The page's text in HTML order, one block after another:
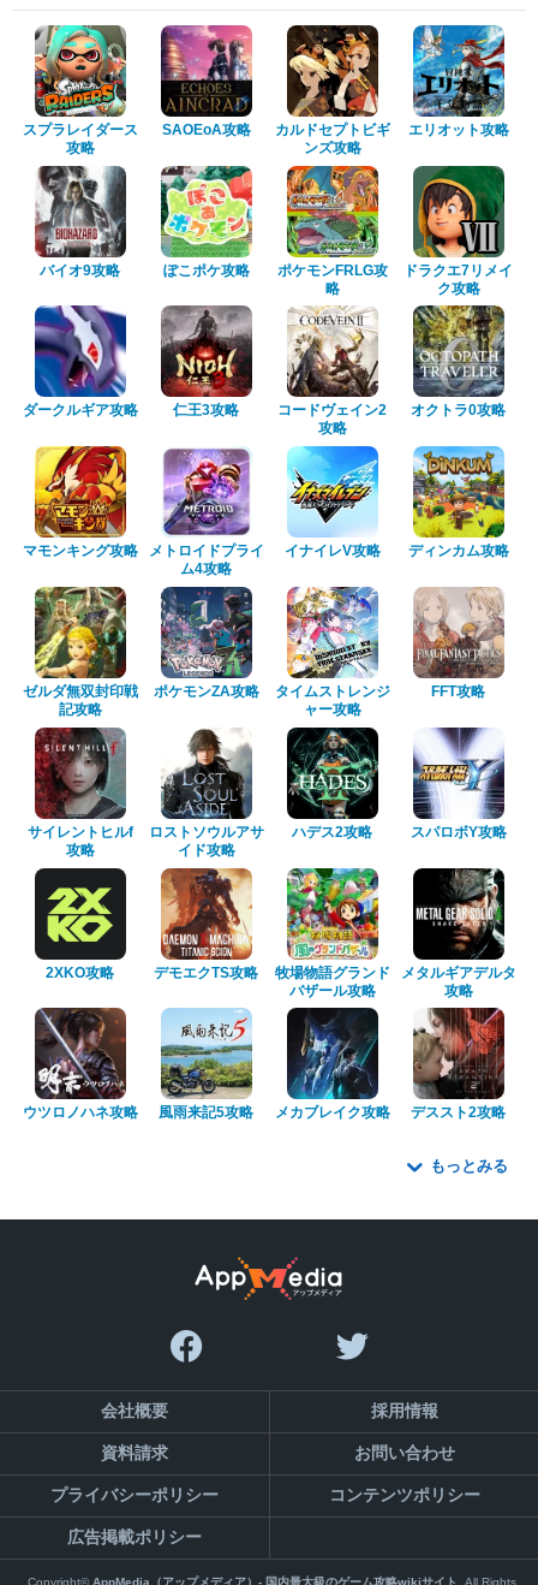
スプラレイダース
攻略
SAOEoA攻略
カルドセプトビギ
ンズ攻略
エリオット攻略
バイオ9攻略 ぽこポケ攻略
ポケモンFRLG攻
略
ドラクエ7リメイ
ク攻略
ダークルギア攻略 仁王3攻略
コードヴェイン2
攻略
オクトラ0攻略
マモンキング攻略
メトロイドプライ
ム4攻略
イナイレV攻略 ディンカム攻略
ゼルダ無双封印戦
記攻略
ポケモンZA攻略
タイムストレンジ
ャー攻略
FFT攻略
サイレントヒルf
攻略
ロストソウルアサ
イド攻略
ハデス2攻略 スパロボY攻略
2XKO攻略 デモエクTS攻略
牧場物語グランド
バザール攻略
メタルギアデルタ
攻略
ウツロノハネ攻略 風雨来記5攻略 メカブレイク攻略 デススト2攻略
もっとみる
会社概要 採用情報
資料請求 お問い合わせ
プライバシーポリシー コンテンツポリシー
広告掲載ポリシー
Copyright©AppMedia（アップメディア）- 国内最大級のゲーム攻略wikiサイト
,All Rights